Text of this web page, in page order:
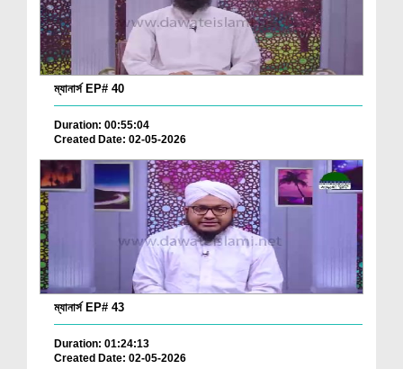
ম্যানার্স EP# 40
Duration: 00:55:04
Created Date: 02-05-2026
ম্যানার্স EP# 43
Duration: 01:24:13
Created Date: 02-05-2026